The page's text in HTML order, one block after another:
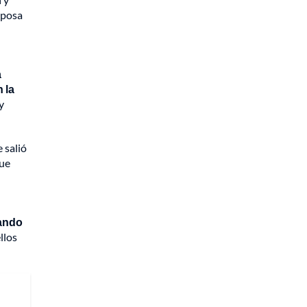
la
salió